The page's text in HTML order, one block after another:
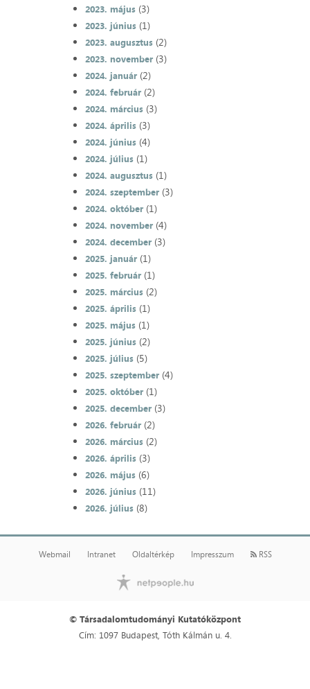
2023. május(3)
2023. június(1)
2023. augusztus(2)
2023. november(3)
2024. január(2)
2024. február(2)
2024. március(3)
2024. április(3)
2024. június(4)
2024. július(1)
2024. augusztus(1)
2024. szeptember(3)
2024. október(1)
2024. november(4)
2024. december(3)
2025. január(1)
2025. február(1)
2025. március(2)
2025. április(1)
2025. május(1)
2025. június(2)
2025. július(5)
2025. szeptember(4)
2025. október(1)
2025. december(3)
2026. február(2)
2026. március(2)
2026. április(3)
2026. május(6)
2026. június(11)
2026. július(8)
Webmail Intranet Oldaltérkép Impresszum RSS
© Társadalomtudományi Kutatóközpont
Cím: 1097 Budapest, Tóth Kálmán u. 4.